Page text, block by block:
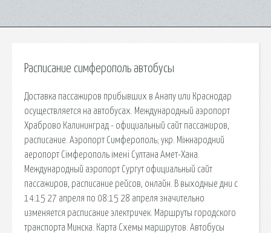
Расписание симферополь автобусы
Доставка пассажиров прибывших в Анапу или Краснодар
осуществляется на автобусах. Международный аэропорт
Храброво Калининград - официальный сайт пассажиров,
расписание. Аэропорт Симферополь; укр. Міжнародний
аеропорт Сімферополь імені Султана Амет-Хана.
Международный аэропорт Сургут официальный сайт
пассажиров, расписание рейсов, онлайн. В выходные дни с
14:15 27 апреля по 08:15 28 апреля значительно
изменяется расписание электричек. Маршруты городского
транспорта Минска. Карта Схемы маршрутов. Автобусы